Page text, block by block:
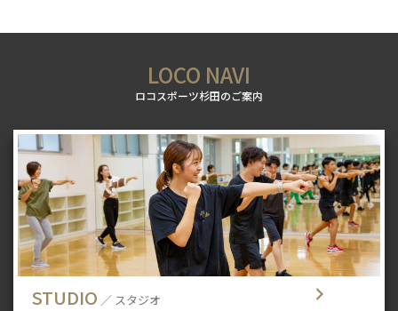
LOCO NAVI
ロコスポーツ杉田のご案内
STUDIO ／ スタジオ